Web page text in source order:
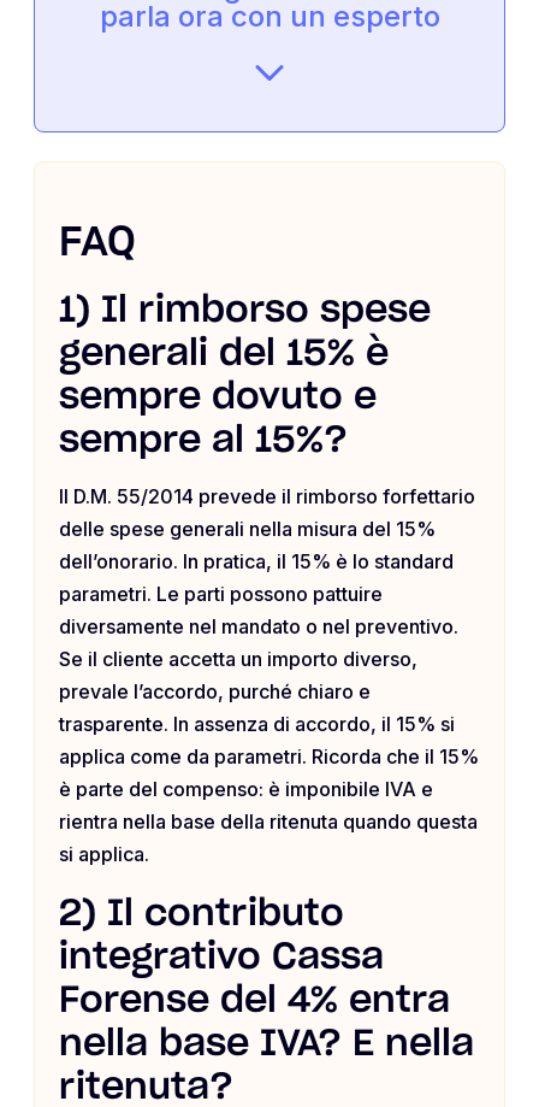
parla ora con un esperto
FAQ
1) Il rimborso spese
generali del 15% è
sempre dovuto e
sempre al 15%?
Il D.M. 55/2014 prevede il rimborso forfettario
delle spese generali nella misura del 15%
dell’onorario. In pratica, il 15% è lo standard
parametri. Le parti possono pattuire
diversamente nel mandato o nel preventivo.
Se il cliente accetta un importo diverso,
prevale l’accordo, purché chiaro e
trasparente. In assenza di accordo, il 15% si
applica come da parametri. Ricorda che il 15%
è parte del compenso: è imponibile IVA e
rientra nella base della ritenuta quando questa
si applica.
2) Il contributo
integrativo Cassa
Forense del 4% entra
nella base IVA? E nella
ritenuta?